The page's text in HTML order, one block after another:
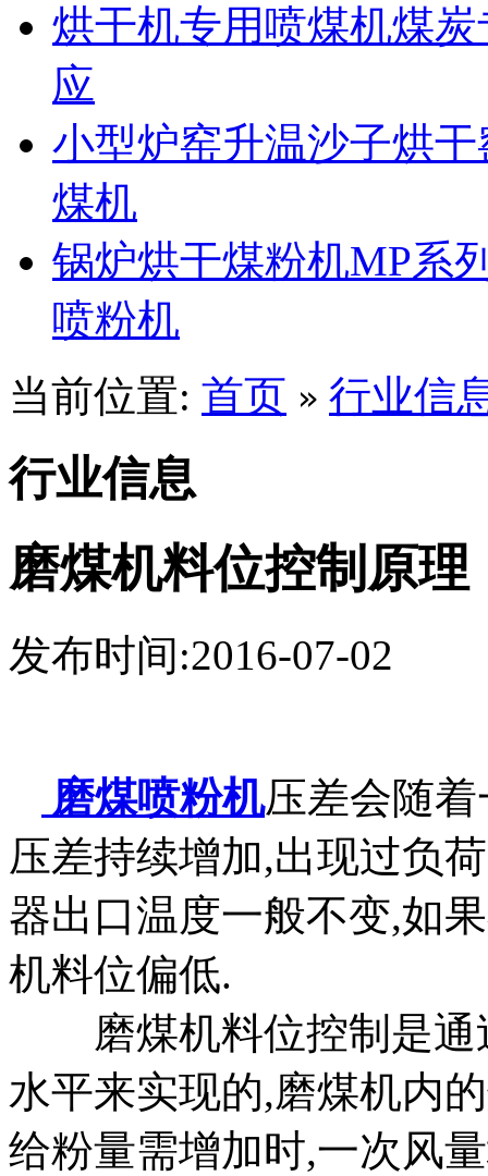
烘干机专用喷煤机煤
应
小型炉窑升温沙子烘
煤机
锅炉烘干煤粉机MP系
喷粉机
当前位置: 首页 » 行业信
行业信息
磨煤机料位控制原理
发布时间:2016-07-02
磨煤喷粉机压差会随
压差持续增加,出现过负
器出口温度一般不变,如
机料位偏低.
磨煤机料位控制是通
水平来实现的,磨煤机内
给粉量需增加时,一次风